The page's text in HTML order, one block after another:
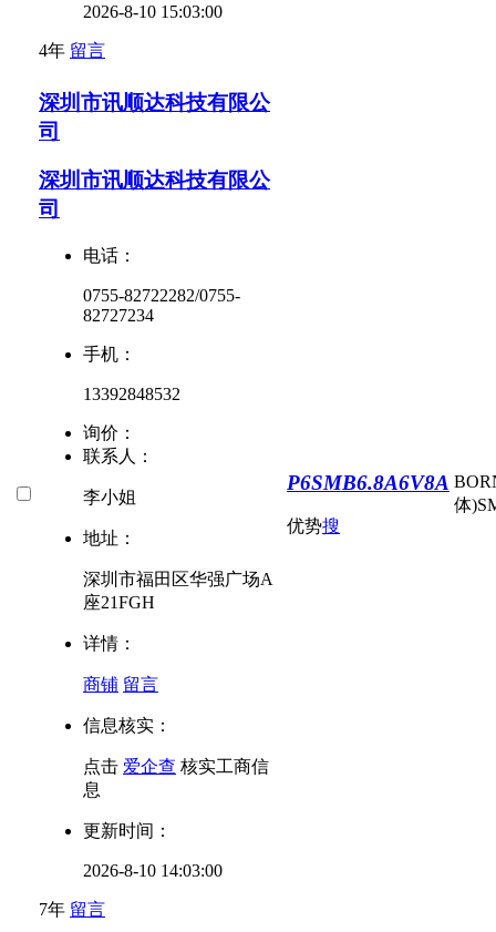
2026-8-10 15:03:00
4年 留言
深圳市讯顺达科技有限公
司
深圳市讯顺达科技有限公
司
电话：
0755-82722282/0755-
82727234
手机：
13392848532
询价：
联系人：
李小姐
地址：
深圳市福田区华强广场A
座21FGH
详情：
商铺 留言
信息核实：
点击 爱企查 核实工商信
息
更新时间：
2026-8-10 14:03:00
7年 留言
P6SMB6.8A6V8A
优势搜
体)